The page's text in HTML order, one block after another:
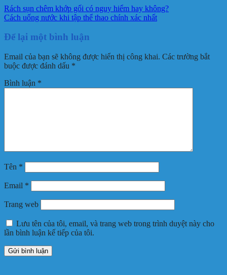
Rách sụn chêm khớp gối có nguy hiểm hay không?
Cách uống nước khi tập thể thao chính xác nhất
Để lại một bình luận
Email của bạn sẽ không được hiển thị công khai. Các trường bắt
buộc được đánh dấu *
Bình luận *
Tên *
Email *
Trang web
Lưu tên của tôi, email, và trang web trong trình duyệt này cho
lần bình luận kế tiếp của tôi.